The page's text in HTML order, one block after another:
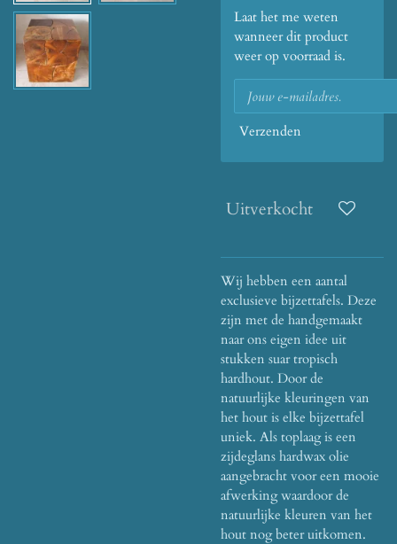
Laat het me weten
wanneer dit product
weer op voorraad is.
Verzenden
Uitverkocht
Wij hebben een aantal
exclusieve bijzettafels. Deze
zijn met de handgemaakt
naar ons eigen idee uit
stukken suar tropisch
hardhout. Door de
natuurlijke kleuringen van
het hout is elke bijzettafel
uniek. Als toplaag is een
zijdeglans hardwax olie
aangebracht voor een mooie
afwerking waardoor de
natuurlijke kleuren van het
hout nog beter uitkomen.